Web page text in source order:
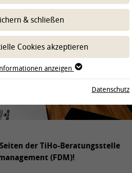
--
der TiHo-Beratungsstelle
(FDM)!
& schließen
Cookies akzeptieren
anzeigen
Datenschutz